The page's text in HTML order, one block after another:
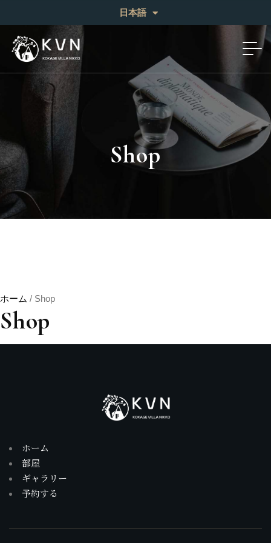
日本語
中文 (繁体)
Shop
ホーム / Shop
Shop
ホーム
部屋
ギャラリー
予約する